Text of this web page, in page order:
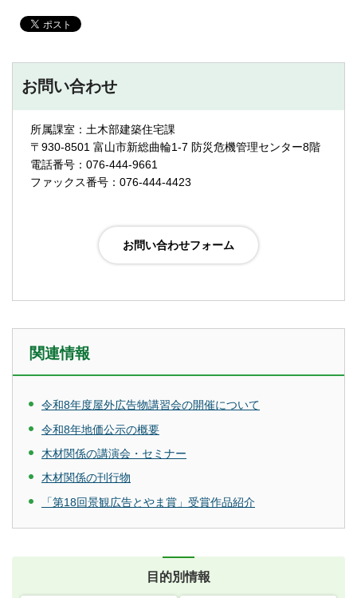
お問い合わせ
所属課室：土木部建築住宅課
〒930-8501 富山市新総曲輪1-7 防災危機管理センター8階
電話番号：076-444-9661
ファックス番号：076-444-4423
関連情報
令和8年度屋外広告物講習会の開催について
令和8年地価公示の概要
木材関係の講演会・セミナー
木材関係の刊行物
「第18回景観広告とやま賞」受賞作品紹介
目的別情報